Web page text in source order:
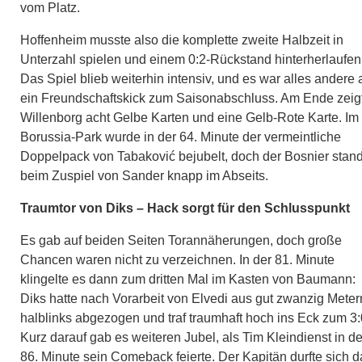
vom Platz.
Hoffenheim musste also die komplette zweite Halbzeit in
Unterzahl spielen und einem 0:2-Rückstand
Das Spiel blieb weiterhin intensiv, und es war alles andere
ein Freundschaftskick zum Saisonabschluss. Am Ende
Willenborg acht Gelbe Karten und eine Gelb-Rote Karte. Im
Borussia-Park wurde in der 64. Minute der vermeintliche
Doppelpack von Tabaković bejubelt, doch der Bosnier
beim Zuspiel von Sander knapp im Abseits.
Traumtor von Diks – Hack sorgt für den Schlusspunkt
Es gab auf beiden Seiten Torannäherungen, doch große
Chancen waren nicht zu verzeichnen. In der 81. Minute
klingelte es dann zum dritten Mal im Kasten von Baumann:
Diks hatte nach Vorarbeit von Elvedi aus gut zwanzig
halblinks abgezogen und traf traumhaft hoch ins Eck zum
Kurz darauf gab es weiteren Jubel, als Tim Kleindienst in
86. Minute sein Comeback feierte. Der Kapitän durfte sich